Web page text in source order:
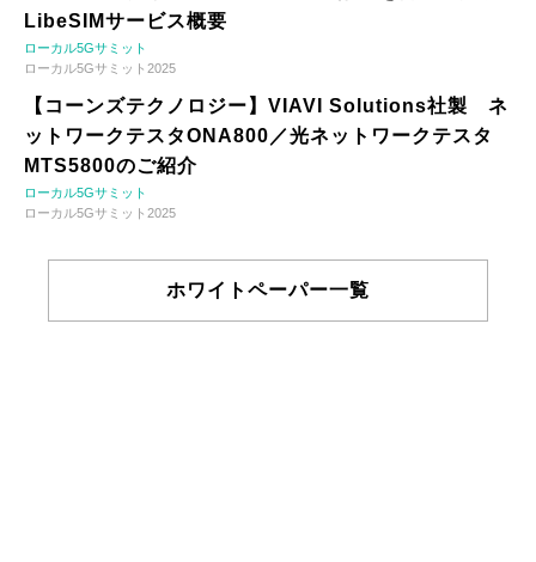
LibeSIMサービス概要
ローカル5Gサミット
ローカル5Gサミット2025
【コーンズテクノロジー】VIAVI Solutions社製 ネ
ットワークテスタONA800／光ネットワークテスタ
MTS5800のご紹介
ローカル5Gサミット
ローカル5Gサミット2025
ホワイトペーパー一覧